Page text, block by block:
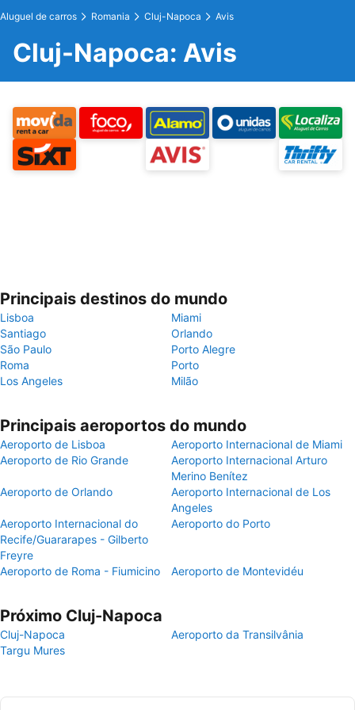
Aluguel de carros Romania Cluj-Napoca Avis
Cluj-Napoca: Avis
Principais destinos do mundo
Lisboa
Miami
Santiago
Orlando
São Paulo
Porto Alegre
Roma
Porto
Los Angeles
Milão
Principais aeroportos do mundo
Aeroporto de Lisboa
Aeroporto Internacional de Miami
Aeroporto de Rio Grande
Aeroporto Internacional Arturo
Merino Benítez
Aeroporto de Orlando
Aeroporto Internacional de Los
Angeles
Aeroporto Internacional do
Recife/Guararapes - Gilberto
Freyre
Aeroporto do Porto
Aeroporto de Roma - Fiumicino Aeroporto de Montevidéu
Próximo Cluj-Napoca
Cluj-Napoca
Aeroporto da Transilvânia
Targu Mures